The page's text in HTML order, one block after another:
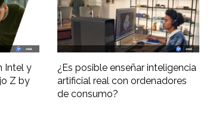
Intel y
Z by
¿Es posible enseñar inteligencia
artificial real con ordenadores
de consumo?